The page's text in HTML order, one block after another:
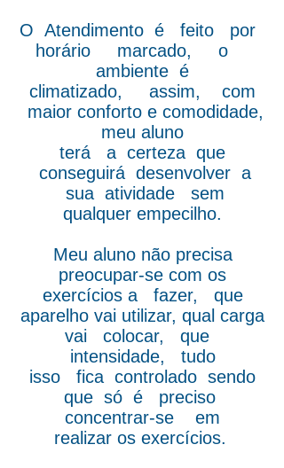
O Atendimento é feito por
horário marcado, o
ambiente é
climatizado, assim, com
maior conforto e comodidade,
meu aluno
terá a certeza que
conseguirá desenvolver a
sua atividade sem
qualquer empecilho.
Meu aluno não precisa
preocupar-se com os
exercícios a fazer, que
aparelho vai utilizar, qual carga
vai colocar, que
intensidade, tudo
isso fica controlado sendo
que só é preciso
concentrar-se em
realizar os exercícios.